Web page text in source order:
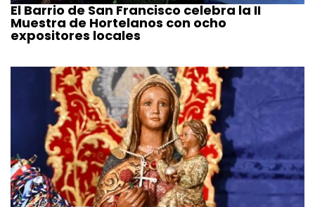
El Barrio de San Francisco celebra la II
Muestra de Hortelanos con ocho
expositores locales